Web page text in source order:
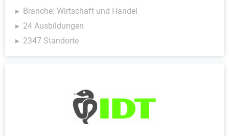
Branche: Wirtschaft und Handel
24 Ausbildungen
2347 Standorte